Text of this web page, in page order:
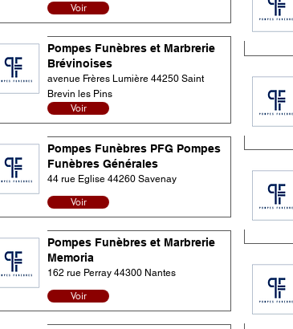
Voir
Pompes Funèbres et Marbrerie
Brévinoises
avenue Frères Lumière 44250 Saint
Brevin les Pins
Voir
Pompes Funèbres PFG Pompes
Funèbres Générales
44 rue Eglise 44260 Savenay
Voir
Pompes Funèbres et Marbrerie
Memoria
162 rue Perray 44300 Nantes
Voir